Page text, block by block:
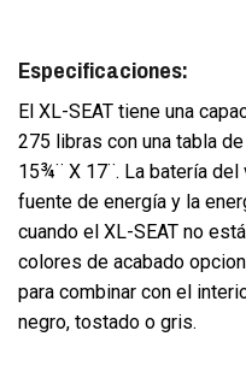
Especificaciones:
El XL-SEAT tiene una
275 libras con una tabla
15¾¨ X 17¨. La batería
fuente de energía y la
cuando el XL-SEAT no
colores de acabado
para combinar con el
negro, tostado o gris.